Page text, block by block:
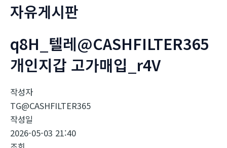
자유게시판
q8H_텔레@CASHFILTER365
개인지갑 고가매입_r4V
작성자
TG@CASHFILTER365
작성일
2026-05-03 21:40